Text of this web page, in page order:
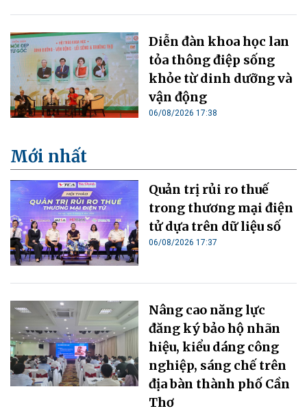
Diễn đàn khoa học lan
tỏa thông điệp sống
khỏe từ dinh dưỡng và
vận động
06/08/2026 17:38
Mới nhất
Quản trị rủi ro thuế
trong thương mại điện
tử dựa trên dữ liệu số
06/08/2026 17:37
Nâng cao năng lực
đăng ký bảo hộ nhãn
hiệu, kiểu dáng công
nghiệp, sáng chế trên
địa bàn thành phố Cần
Thơ